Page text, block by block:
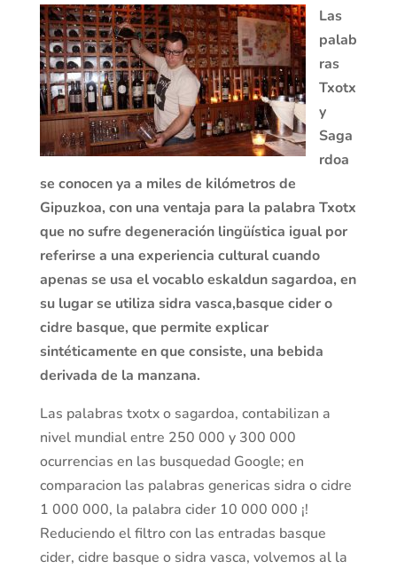
Las
palab
ras
Txotx
y
Saga
rdoa
se conocen ya a miles de kilómetros de
Gipuzkoa, con una ventaja para la palabra Txotx
que no sufre degeneración lingüística igual por
referirse a una experiencia cultural cuando
apenas se usa el vocablo eskaldun sagardoa, en
su lugar se utiliza sidra vasca,basque cider o
cidre basque, que permite explicar
sintéticamente en que consiste, una bebida
derivada de la manzana.
Las palabras txotx o sagardoa, contabilizan a
nivel mundial entre 250 000 y 300 000
ocurrencias en las busquedad Google; en
comparacion las palabras genericas sidra o cidre
1 000 000, la palabra cider 10 000 000 ¡!
Reduciendo el filtro con las entradas basque
cider, cidre basque o sidra vasca, volvemos al la